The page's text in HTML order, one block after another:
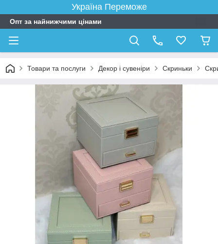
Україна Переможе
Опт за найнижчими цінами
Товари та послуги Декор і сувеніри Скриньки